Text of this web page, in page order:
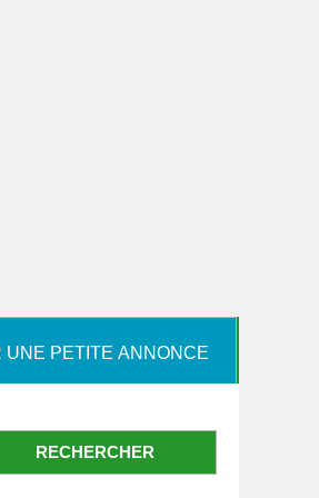
UNE PETITE ANNONCE
RECHERCHER